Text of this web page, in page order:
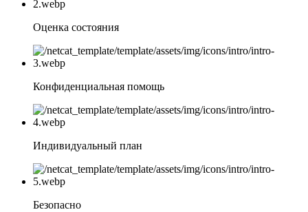
Оценка состояния
Конфиденциальная помощь
Индивидуальный план
Безопасно